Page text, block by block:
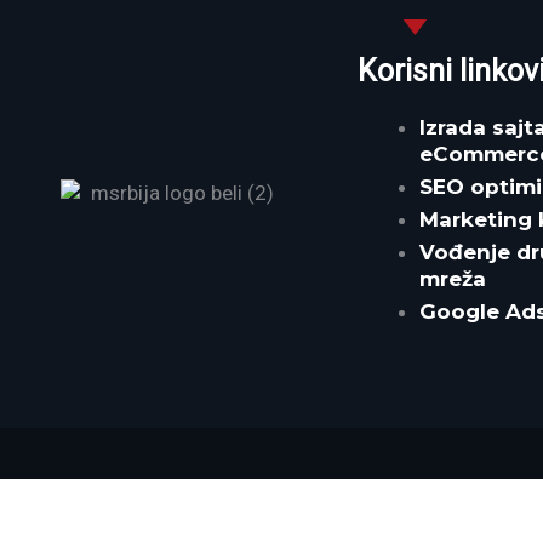
Korisni
Izrada
SEO
Marketing
Vođenje
mreža
Google